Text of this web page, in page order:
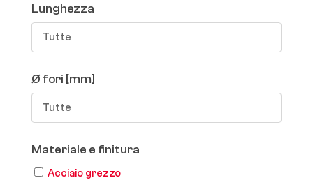
Lunghezza
Tutte
Ø fori [mm]
Tutte
Materiale e finitura
Acciaio grezzo